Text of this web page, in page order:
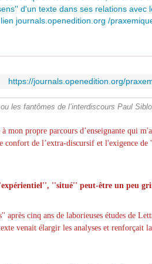
https://journals.openedition.org/
les fantômes de l’interdiscours Paul
mon propre parcours d’enseignante qui
confort de l’extra‑discursif et l'exigence de
''situé'' peut-être un peu
cinq ans de laborieuses études de
venait élargir les analyses et renforçait